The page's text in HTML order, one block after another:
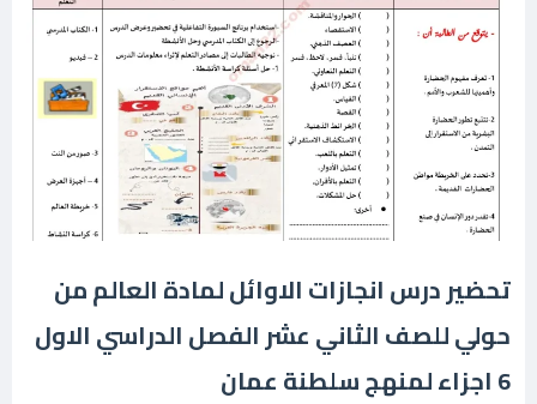
تحضير درس انجازات الاوائل لمادة العالم من
حولي للصف الثاني عشر الفصل الدراسي الاول
6 اجزاء لمنهج سلطنة عمان